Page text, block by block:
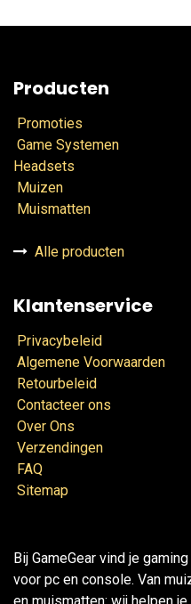
Producten
Promoties
Game Systemen
Headsets
Muizen
Muismatten
Alle producten
Klantenservice
Privacybeleid
Algemene Voorwaarden
Retourbeleid
Contacteer ons
Over Ons
Verzendingen
FAQ
Sitemap
Bij GameGear vind je
voor pc en console. Van